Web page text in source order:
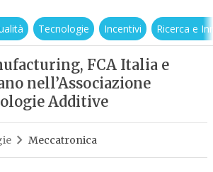
Tecnologie Incentivi Ricerca e
FCA Italia e
nell’Associazione
Additive
Meccatronica